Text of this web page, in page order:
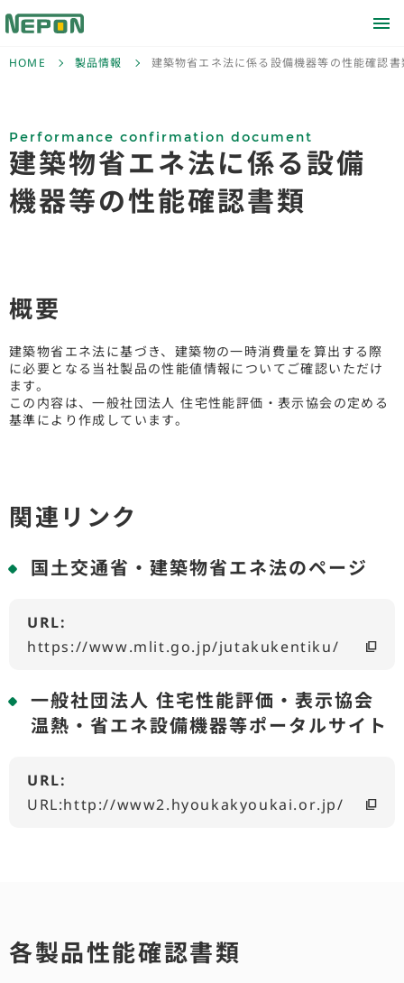
HOME 製品情報 建築物省エネ法に係る設備機器等の性能確認書
Performance confirmation document
建築物省エネ法に係る設備
機器等の性能確認書類
概要
建築物省エネ法に基づき、建築物の一時消費量を算出する際
に必要となる当社製品の性能値情報についてご確認いただけ
ます。
この内容は、一般社団法人 住宅性能評価・表示協会の定める
基準により作成しています。
関連リンク
国土交通省・建築物省エネ法のページ
URL:
https://www.mlit.go.jp/jutakukentiku/
一般社団法人 住宅性能評価・表示協会
温熱・省エネ設備機器等ポータルサイト
URL:
URL:http://www2.hyoukakyoukai.or.jp/
各製品性能確認書類